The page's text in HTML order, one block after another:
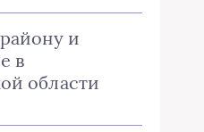
и
в
области